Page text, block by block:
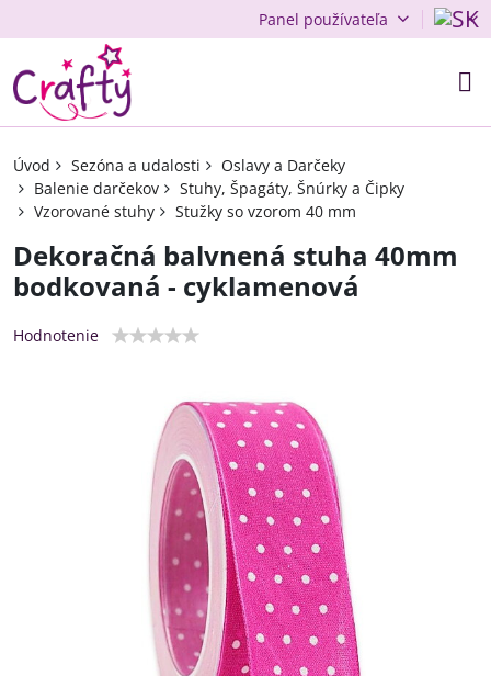
Panel používateľa
Úvod Sezóna a udalosti
Oslavy a Darčeky
Balenie darčekov
Stuhy, Špagáty, Šnúrky a Čipky
Vzorované stuhy
Stužky so vzorom 40 mm
Dekoračná balvnená stuha 40mm
bodkovaná - cyklamenová
Hodnotenie